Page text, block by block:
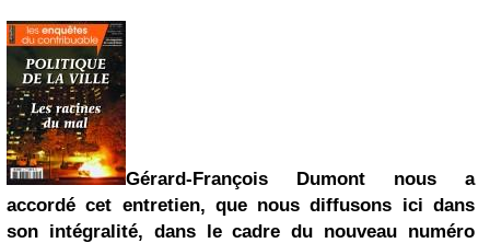
Gérard-François Dumont nous a
accordé cet entretien, que nous diffusons ici dans
son intégralité, dans le cadre du nouveau numéro